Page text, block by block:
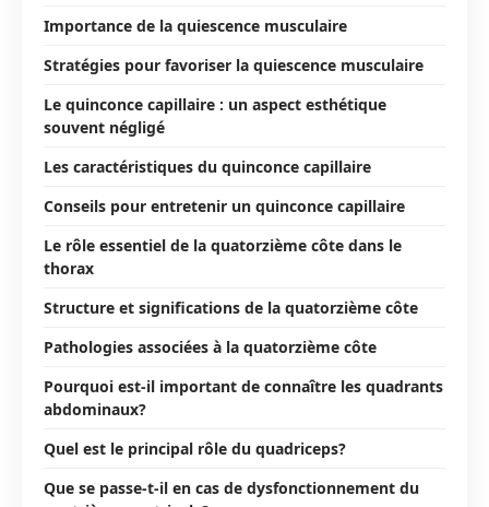
Importance de la quiescence musculaire
Stratégies pour favoriser la quiescence musculaire
Le quinconce capillaire : un aspect esthétique
souvent négligé
Les caractéristiques du quinconce capillaire
Conseils pour entretenir un quinconce capillaire
Le rôle essentiel de la quatorzième côte dans le
thorax
Structure et significations de la quatorzième côte
Pathologies associées à la quatorzième côte
Pourquoi est-il important de connaître les quadrants
abdominaux?
Quel est le principal rôle du quadriceps?
Que se passe-t-il en cas de dysfonctionnement du